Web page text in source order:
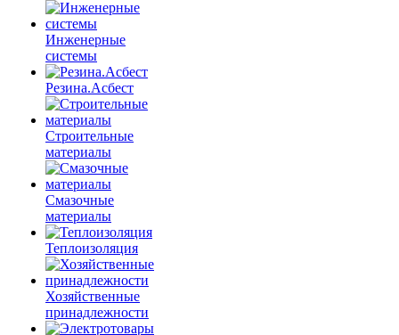
Инженерные
системы
Резина.Асбест
Строительные
материалы
Смазочные
материалы
Теплоизоляция
Хозяйственные
принадлежности